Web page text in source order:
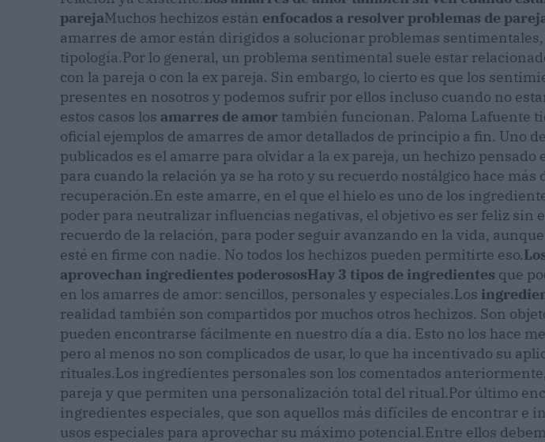
parejaMuchos hechizos están enfocados a resolver problemas de
amarres de amor están dirigidos a solucionar problemas
tipología.Por lo general, un problema sentimental suele estar
con la pareja o con la ex pareja. Sin embargo, lo cierto es que los
presentes en nosotros y podemos sufrir por ellos incluso cuando no
estos casos los amarres de amor también funcionan. Paloma Lafuente
oficial ejemplos de amarres de amor detallados de principio a fin. Uno
publicados es el amarre para olvidar a la ex pareja, un hechizo pensado
para cuando la relación ya se ha roto y su recuerdo nostálgico hace más
recuperación.En este amarre, en el que el hielo es uno de los
poder para neutralizar influencias negativas, el objetivo es ser feliz sin
recuerdo de la relación, para poder seguir avanzando en la vida,
esté en firme con nadie. No todos los hechizos pueden permitirte eso.
aprovechan ingredientes poderososHay 3 tipos de ingredientes que
en los amarres de amor: sencillos, personales y especiales.Los
realidad también son compartidos por muchos otros hechizos. Son
pueden encontrarse fácilmente en nuestro día a día. Esto no los hace
pero al menos no son complicados de usar, lo que ha incentivado su
rituales.Los ingredientes personales son los comentados
pareja y que permiten una personalización total del ritual.Por último
ingredientes especiales, que son aquellos más difíciles de encontrar e
usos especiales para aprovechar su máximo potencial.Entre ellos